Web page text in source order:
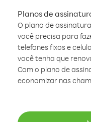
Planos de
O plano de
você precisa para
telefones fixos e
você tenha que
Com o plano de
economizar nas